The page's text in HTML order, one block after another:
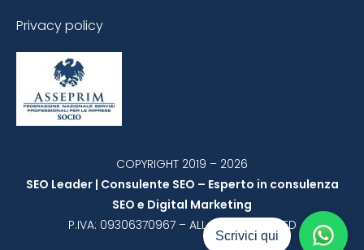
Privacy policy
COPYRIGHT 2019 – 2026
SEO Leader | Consulente SEO – Esperto in consulenza
SEO e Digital Marketing
P.IVA: 09306370967 – ALL RIGHT RESERVED
Scrivici qui